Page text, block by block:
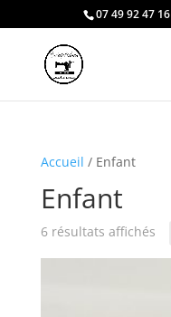
07 49 92 47 16
Accueil / Enfant
Enfant
6 résultats affichés